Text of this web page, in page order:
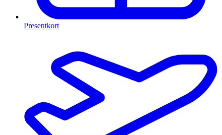
Presentkort